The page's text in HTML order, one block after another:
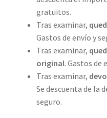
gratuitos.
Tras examinar,
Gastos de envío y
Tras examinar,
original. Gastos de
Tras examinar,
Se descuenta de la
seguro.